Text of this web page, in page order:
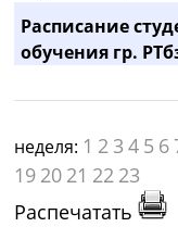
Расписание
обучения гр.
неделя: 1 2 3 4 5 6
19 20 21 22 23
Распечатать